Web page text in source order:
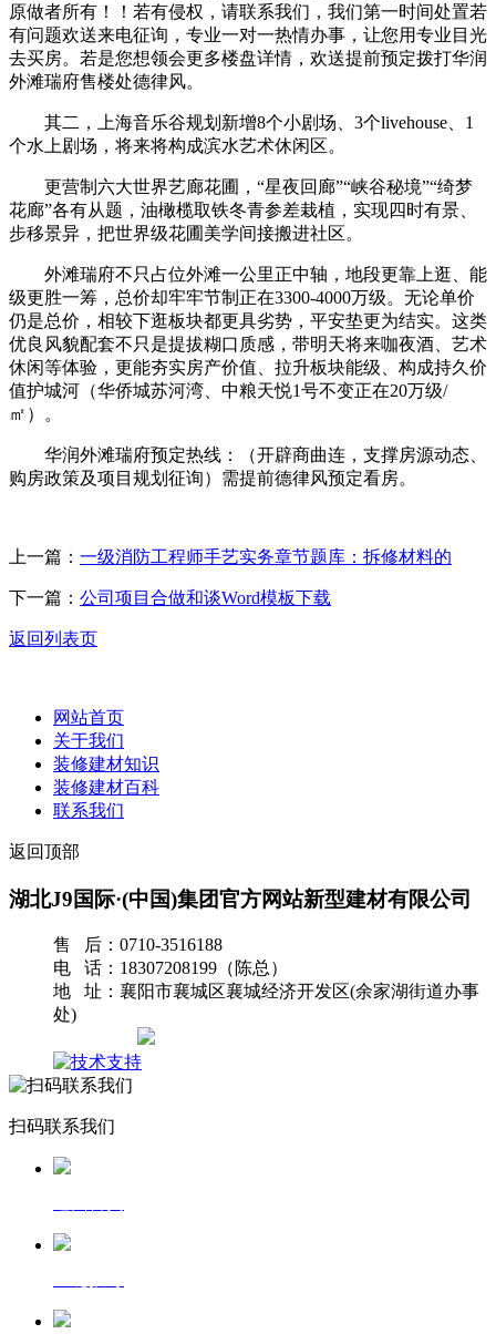
原做者所有！！若有侵权，请联系我们，我们第一时间处置若
有问题欢送来电征询，专业一对一热情办事，让您用专业目光
去买房。若是您想领会更多楼盘详情，欢送提前预定拨打华润
外滩瑞府售楼处德律风。
其二，上海音乐谷规划新增8个小剧场、3个livehouse、1
个水上剧场，将来将构成滨水艺术休闲区。
更营制六大世界艺廊花圃，“星夜回廊”“峡谷秘境”“绮梦
花廊”各有从题，油橄榄取铁冬青参差栽植，实现四时有景、
步移景异，把世界级花圃美学间接搬进社区。
外滩瑞府不只占位外滩一公里正中轴，地段更靠上逛、能
级更胜一筹，总价却牢牢节制正在3300-4000万级。无论单价
仍是总价，相较下逛板块都更具劣势，平安垫更为结实。这类
优良风貌配套不只是提拔糊口质感，带明天将来咖夜酒、艺术
休闲等体验，更能夯实房产价值、拉升板块能级、构成持久价
值护城河（华侨城苏河湾、中粮天悦1号不变正在20万级/
㎡）。
华润外滩瑞府预定热线：（开辟商曲连，支撑房源动态、
购房政策及项目规划征询）需提前德律风预定看房。
上一篇： 一级消防工程师手艺实务章节题库：拆修材料的
下一篇： 公司项目合做和谈Word模板下载
返回列表页
网站首页
关于我们
装修建材知识
装修建材百科
联系我们
返回顶部
湖北J9国际·(中国)集团官方网站新型建材有限公司
售 后：0710-3516188
电 话：18307208199（陈总）
地 址：襄阳市襄城区襄城经济开发区(余家湖街道办事
处)
扫码联系我们